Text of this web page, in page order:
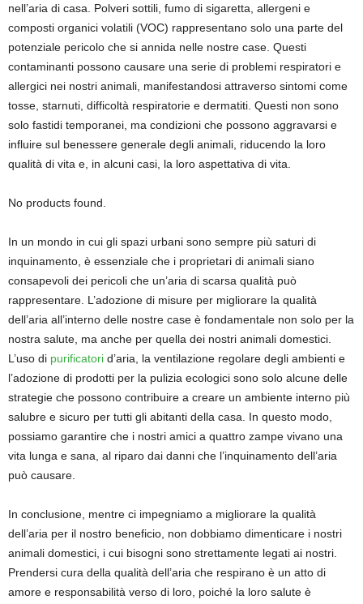
nell’aria di casa. Polveri sottili, fumo di sigaretta, allergeni e
composti organici volatili (VOC) rappresentano solo una parte del
potenziale pericolo che si annida nelle nostre case. Questi
contaminanti possono causare una serie di problemi respiratori e
allergici nei nostri animali, manifestandosi attraverso sintomi come
tosse, starnuti, difficoltà respiratorie e dermatiti. Questi non sono
solo fastidi temporanei, ma condizioni che possono aggravarsi e
influire sul benessere generale degli animali, riducendo la loro
qualità di vita e, in alcuni casi, la loro aspettativa di vita.
No products found.
In un mondo in cui gli spazi urbani sono sempre più saturi di
inquinamento, è essenziale che i proprietari di animali siano
consapevoli dei pericoli che un’aria di scarsa qualità può
rappresentare. L’adozione di misure per migliorare la qualità
dell’aria all’interno delle nostre case è fondamentale non solo per la
nostra salute, ma anche per quella dei nostri animali domestici.
L’uso di purificatori d’aria, la ventilazione regolare degli ambienti e
l’adozione di prodotti per la pulizia ecologici sono solo alcune delle
strategie che possono contribuire a creare un ambiente interno più
salubre e sicuro per tutti gli abitanti della casa. In questo modo,
possiamo garantire che i nostri amici a quattro zampe vivano una
vita lunga e sana, al riparo dai danni che l’inquinamento dell’aria
può causare.
In conclusione, mentre ci impegniamo a migliorare la qualità
dell’aria per il nostro beneficio, non dobbiamo dimenticare i nostri
animali domestici, i cui bisogni sono strettamente legati ai nostri.
Prendersi cura della qualità dell’aria che respirano è un atto di
amore e responsabilità verso di loro, poiché la loro salute è